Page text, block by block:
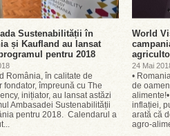
Sustenabilității în
și Kaufland au lansat
pentru 2018
România, în calitate de
fondator, împreună cu The
inițiator, au lansat astăzi
Ambasadei Sustenabilității
pentru 2018. Calendarul a
World
24 Mai
•
de
inflației,
arată că
agro-